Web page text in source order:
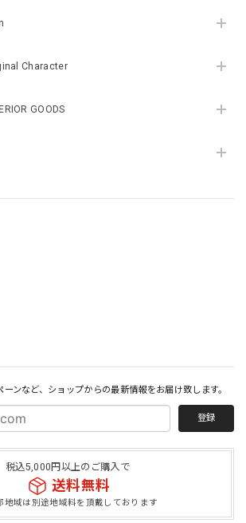
Character
GOODS
ンなど、ショップからの最新情報をお届け致します。
登録
税込5,000円以上のご購入で
送料無料
域は別途地域料を頂戴しております